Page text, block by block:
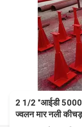
2 1/2 "आईडी
ज्वलन मार नली